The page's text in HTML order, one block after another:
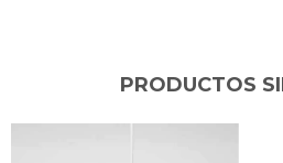
PRODUCTOS